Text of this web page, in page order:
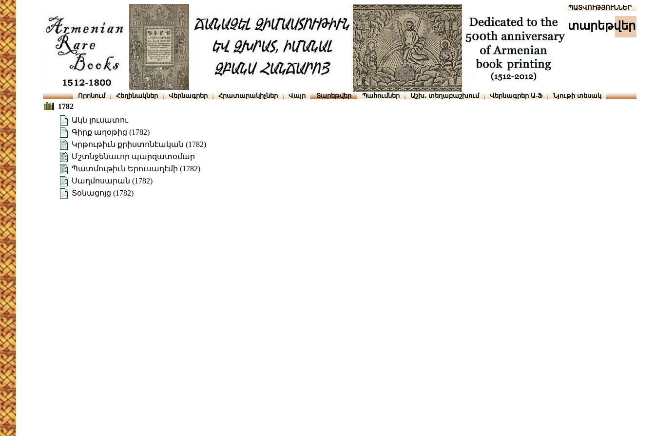
ՆԱԽԱՊԱՏՎՈՒԹՅՈՒՆՆԵՐ
տարեթվեր
Որոնում Հեղինակներ Վերնագրեր Հրատարակիչներ Վայր Տարեթվեր Պահումներ Աշխ․ տեղաբաշխում Վերնագրեր Ա-Ֆ Նյութի տեսակ
1782
Ակն լուսատու
Գիրք աղօթից (1782)
Կրթութիւն քրիստոնէական (1782)
Մշտնջենաւոր պարզատօմար
Պատմութիւն Երուսաղէմի (1782)
Սաղմոսարան (1782)
Տօնացոյց (1782)